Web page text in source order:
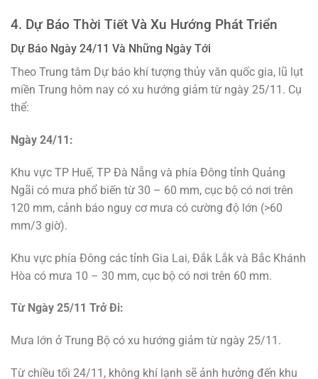
4. Dự Báo Thời Tiết Và Xu Hướng Phát Triển
Dự Báo Ngày 24/11 Và Những Ngày Tới
Theo Trung tâm Dự báo khí tượng thủy văn quốc gia, lũ lụt
miền Trung hôm nay có xu hướng giảm từ ngày 25/11. Cụ
thể:
Ngày 24/11:
Khu vực TP Huế, TP Đà Nẵng và phía Đông tỉnh Quảng
Ngãi có mưa phổ biến từ 30 – 60 mm, cục bộ có nơi trên
120 mm, cảnh báo nguy cơ mưa có cường độ lớn (>60
mm/3 giờ).
Khu vực phía Đông các tỉnh Gia Lai, Đắk Lắk và Bắc Khánh
Hòa có mưa 10 – 30 mm, cục bộ có nơi trên 60 mm.
Từ Ngày 25/11 Trở Đi:
Mưa lớn ở Trung Bộ có xu hướng giảm từ ngày 25/11.
Từ chiều tối 24/11, không khí lạnh sẽ ảnh hưởng đến khu